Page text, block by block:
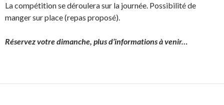
La compétition se déroulera sur la journée. Possibilité de
manger sur place (repas proposé).
Réservez votre dimanche, plus d’informations à venir…